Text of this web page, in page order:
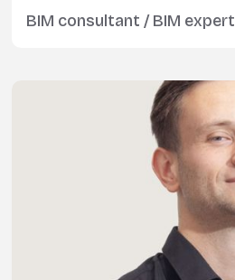
BIM consultant / BIM expert